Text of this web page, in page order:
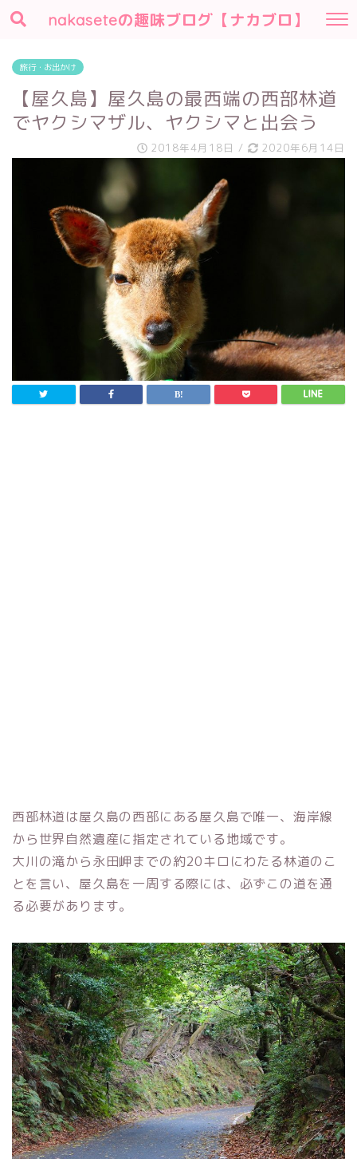
nakaseteの趣味ブログ【ナカブロ】
旅行・お出かけ
【屋久島】屋久島の最西端の西部林道
でヤクシマザル、ヤクシマと出会う
2018年4月18日 / 2020年6月14日
西部林道は屋久島の西部にある屋久島で唯一、海岸線
から世界自然遺産に指定されている地域です。
大川の滝から永田岬までの約20キロにわたる林道のこ
とを言い、屋久島を一周する際には、必ずこの道を通
る必要があります。